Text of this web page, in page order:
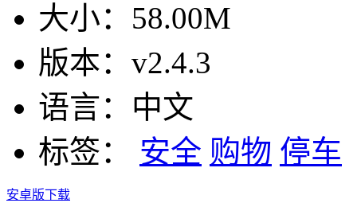
大小： 58.00M
版本： v2.4.3
语言： 中文
标签：
安全 购物 停车
安卓版下载